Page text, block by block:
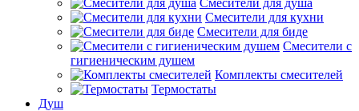
Смесители для душа
Смесители для кухни
Смесители для биде
Смесители с
гигиеническим душем
Комплекты смесителей
Термостаты
Душ